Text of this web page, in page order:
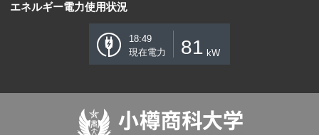
エネルギー電力使用状況
18:49
現在電力
81 kW